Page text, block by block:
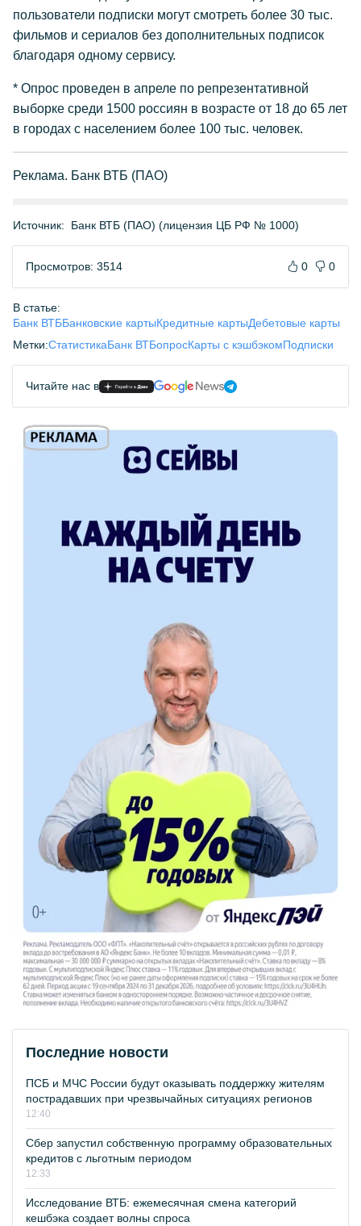
пользователи подписки могут смотреть более 30 тыс.
фильмов и сериалов без дополнительных подписок
благодаря одному сервису.
* Опрос проведен в апреле по репрезентативной
выборке среди 1500 россиян в возрасте от 18 до 65 лет
в городах с населением более 100 тыс. человек.
Реклама. Банк ВТБ (ПАО)
Источник: Банк ВТБ (ПАО) (лицензия ЦБ РФ № 1000)
Просмотров: 3514 0 0
В статье:
Банк ВТББанковские картыКредитные картыДебетовые карты
Метки:СтатистикаБанк ВТБопросКарты с кэшбэкомПодписки
Читайте нас в
Последние новости
ПСБ и МЧС России будут оказывать поддержку жителям
пострадавших при чрезвычайных ситуациях регионов
12:40
Сбер запустил собственную программу образовательных
кредитов с льготным периодом
12:33
Исследование ВТБ: ежемесячная смена категорий
кешбэка создает волны спроса